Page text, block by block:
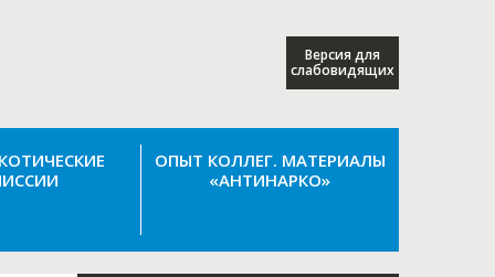
Версия для
слабовидящих
ОПЫТ КОЛЛЕГ. МАТЕРИАЛЫ
«АНТИНАРКО»